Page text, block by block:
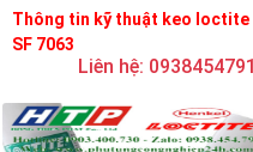
Thông tin kỹ thuật keo loctite
SF 7063
Liên hệ: 0938454791